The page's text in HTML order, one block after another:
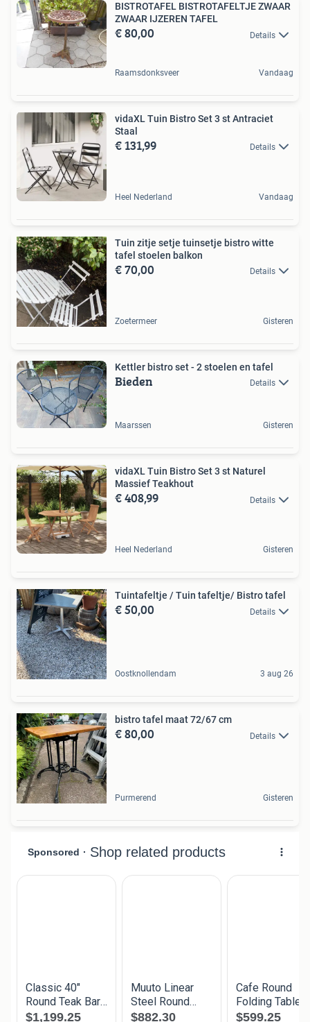
BISTROTAFEL BISTROTAFELTJE ZWAAR
ZWAAR IJZEREN TAFEL
€ 80,00 Details
Raamsdonksveer Vandaag
vidaXL Tuin Bistro Set 3 st Antraciet
Staal
€ 131,99 Details
Heel Nederland Vandaag
Tuin zitje setje tuinsetje bistro witte
tafel stoelen balkon
€ 70,00 Details
Zoetermeer Gisteren
Kettler bistro set - 2 stoelen en tafel
Bieden Details
Maarssen Gisteren
vidaXL Tuin Bistro Set 3 st Naturel
Massief Teakhout
€ 408,99 Details
Heel Nederland Gisteren
Tuintafeltje / Tuin tafeltje/ Bistro tafel
€ 50,00 Details
Oostknollendam 3 aug 26
bistro tafel maat 72/67 cm
€ 80,00 Details
Purmerend Gisteren